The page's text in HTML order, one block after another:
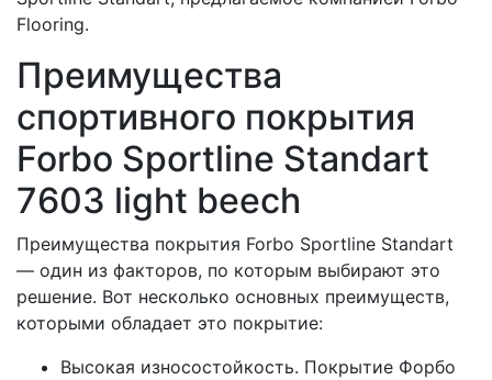
Flooring.
Преимущества
спортивного покрытия
Forbo Sportline Standart
7603 light beech
Преимущества покрытия Forbo Sportline Standart
— один из факторов, по которым выбирают это
решение. Вот несколько основных преимуществ,
которыми обладает это покрытие:
Высокая износостойкость. Покрытие Форбо